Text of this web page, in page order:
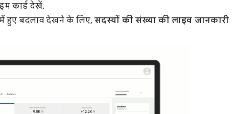
कार्ड देखें.
हुए बदलाव देखने के लिए,सदस्यों की संख्या की लाइव जानकारी